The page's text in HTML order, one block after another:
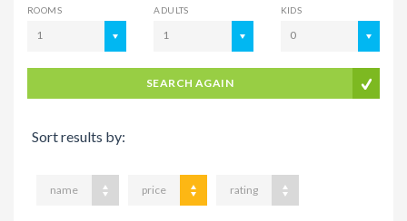
ROOMS
1
ADULTS
1
KIDS
0
SEARCH AGAIN
Sort results by:
name price rating